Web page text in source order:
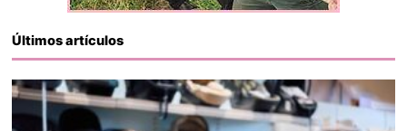
Últimos artículos